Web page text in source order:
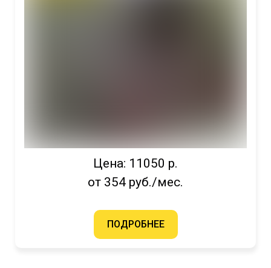
Цена: 11050 р.
от 354 руб./мес.
ПОДРОБНЕЕ